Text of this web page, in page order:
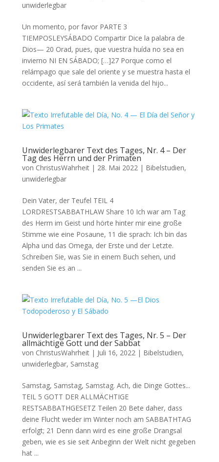
unwiderlegbar
Un momento, por favor PARTE 3
TIEMPOSLEYSÁBADO Compartir Dice la palabra de
Dios— 20 Orad, pues, que vuestra huída no sea en
invierno NI EN SÁBADO; […]27 Porque como el
relámpago que sale del oriente y se muestra hasta el
occidente, así será también la venida del hijo...
Unwiderlegbarer Text des Tages, Nr. 4 – Der
Tag des Herrn und der Primaten
von ChristusWahrheit| 28. Mai 2022| Bibelstudien,
unwiderlegbar
Dein Vater, der Teufel TEIL 4
LORDRESTSABBATHLAW Share 10 Ich war am Tag
des Herrn im Geist und hörte hinter mir eine große
Stimme wie eine Posaune, 11 die sprach: Ich bin das
Alpha und das Omega, der Erste und der Letzte.
Schreiben Sie, was Sie in einem Buch sehen, und
senden Sie es an ...
Unwiderlegbarer Text des Tages, Nr. 5 – Der
allmächtige Gott und der Sabbat
von ChristusWahrheit| Juli 16, 2022| Bibelstudien,
unwiderlegbar, Samstag
Samstag, Samstag, Samstag. Ach, die Dinge Gottes...
TEIL 5 GOTT DER ALLMÄCHTIGE
RESTSABBATHGESETZ Teilen 20 Bete daher, dass
deine Flucht weder im Winter noch am SABBATHTAG
erfolgt; 21 Denn dann wird es eine große Drangsal
geben, wie es sie seit Anbeginn der Welt nicht gegeben
hat ...